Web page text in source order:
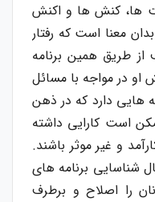
ها، کنش ها و اکنش
معنا است که رفتار
از طریق همین برنامه
او در مواجه با مسائل
هایی دارد که در ذهن
است کارایی داشته
و غیر موثر باشند.
شناسایی برنامه های
را اصلاح و برطرف